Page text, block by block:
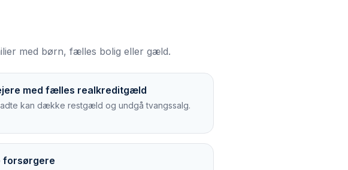
med børn, fælles bolig eller gæld.
med fælles realkreditgæld
kan dække restgæld og undgå tvangssalg.
forsørgere